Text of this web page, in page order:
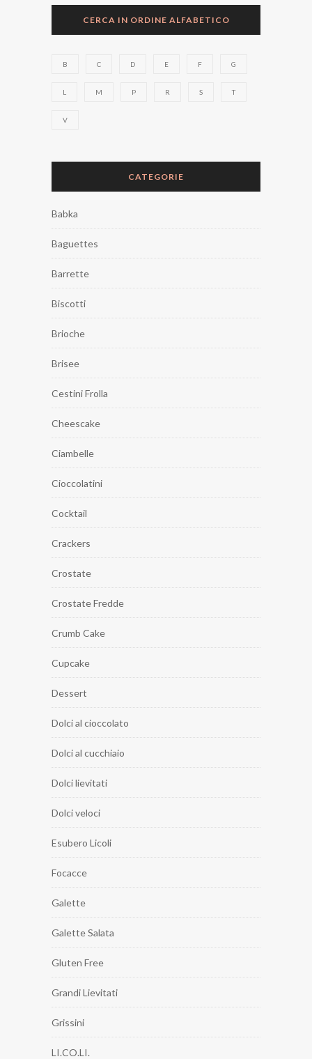
CERCA IN ORDINE ALFABETICO
B C D E F G
L M P R S T
V
CATEGORIE
Babka
Baguettes
Barrette
Biscotti
Brioche
Brisee
Cestini Frolla
Cheescake
Ciambelle
Cioccolatini
Cocktail
Crackers
Crostate
Crostate Fredde
Crumb Cake
Cupcake
Dessert
Dolci al cioccolato
Dolci al cucchiaio
Dolci lievitati
Dolci veloci
Esubero Licoli
Focacce
Galette
Galette Salata
Gluten Free
Grandi Lievitati
Grissini
LI.CO.LI.